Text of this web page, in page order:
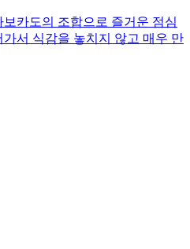
카도의 조합으로 즐거운 점심
서 식감을 놓치지 않고 매우 만